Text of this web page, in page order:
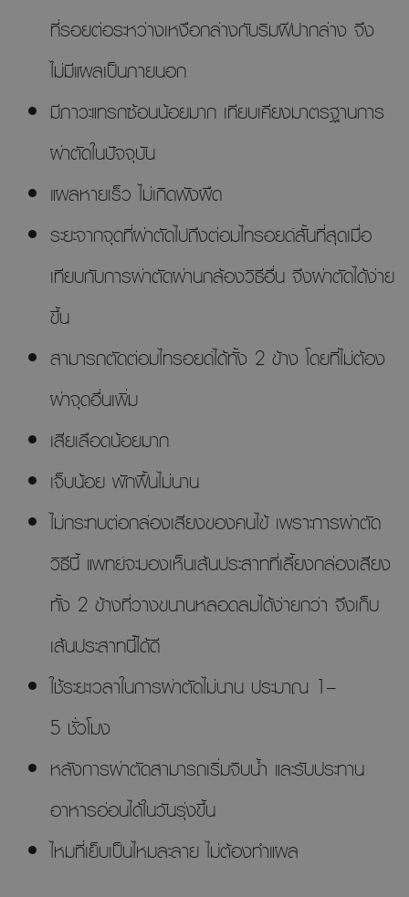
ที่รอยต่อระหว่างเหงือกล่างกับริมฝีปากล่าง จึง
ไม่มีแผลเป็นภายนอก
มีภาวะแทรกซ้อนน้อยมาก เทียบเคียงมาตรฐานการ
ผ่าตัดในปัจจุบัน
แผลหายเร็ว ไม่เกิดพังผืด
ระยะจากจุดที่ผ่าตัดไปถึงต่อมไทรอยด์สั้นที่สุดเมื่อ
เทียบกับการผ่าตัดผ่านกล้องวิธีอื่น จึงผ่าตัดได้ง่าย
ขึ้น
สามารถตัดต่อมไทรอยด์ได้ทั้ง 2 ข้าง โดยที่ไม่ต้อง
ผ่าจุดอื่นเพิ่ม
เสียเลือดน้อยมาก
เจ็บน้อย พักฟื้นไม่นาน
ไม่กระทบต่อกล่องเสียงของคนไข้ เพราะการผ่าตัด
วิธีนี้ แพทย์จะมองเห็นเส้นประสาทที่เลี้ยงกล่องเสียง
ทั้ง 2 ข้างที่วางขนานหลอดลมได้ง่ายกว่า จึงเก็บ
เส้นประสาทนี้ได้ดี
ใช้ระยะเวลาในการผ่าตัดไม่นาน ประมาณ 1–
5 ชั่วโมง
หลังการผ่าตัดสามารถเริ่มจิบน้ำ และรับประทาน
อาหารอ่อนได้ในวันรุ่งขึ้น
ไหมที่เย็บเป็นไหมละลาย ไม่ต้องทำแผล